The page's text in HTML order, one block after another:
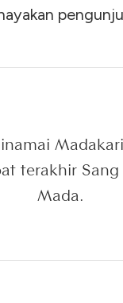
terakhir Sang
Mada.